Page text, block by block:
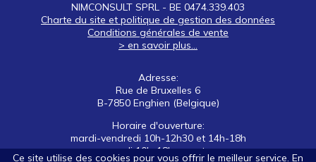
NIMCONSULT SPRL - BE 0474.339.403
Charte du site et politique de gestion des données
Conditions générales de vente
> en savoir plus...
Adresse:
Rue de Bruxelles 6
B-7850 Enghien (Belgique)
Horaire d'ouverture:
mardi-vendredi 10h-12h30 et 14h-18h
samedi 10h-18h non stop
Ce site utilise des cookies pour vous offrir le meilleur service. En